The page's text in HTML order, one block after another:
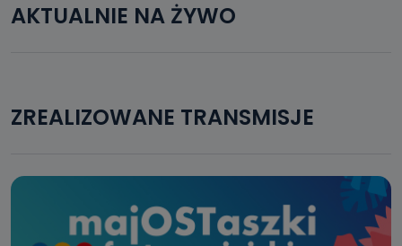
AKTUALNIE NA ŻYWO
ZREALIZOWANE TRANSMISJE